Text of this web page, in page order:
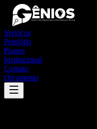
Serviços
Portfólio
Planos
Institucional
Contato
Orçamento